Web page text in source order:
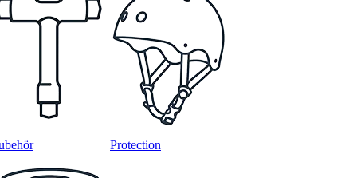
Protection